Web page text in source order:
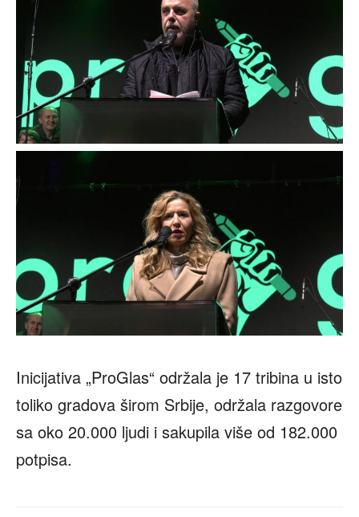
Inicijativa „ProGlas“ održala je 17 tribina u isto
toliko gradova širom Srbije, održala razgovore
sa oko 20.000 ljudi i sakupila više od 182.000
potpisa.